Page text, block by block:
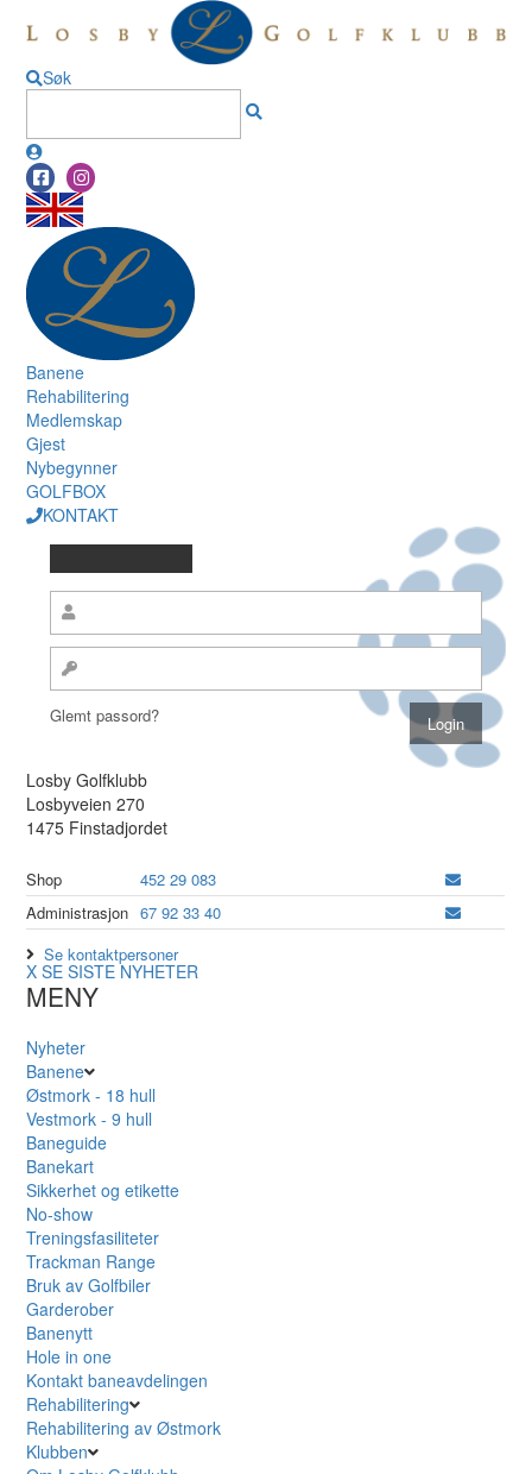
Søk
Banene
Rehabilitering
Medlemskap
Gjest
Nybegynner
GOLFBOX
KONTAKT
Glemt passord?
Losby Golfklubb
Losbyveien 270
1475 Finstadjordet
Shop
452 29 083
Administrasjon 67 92 33 40
Se kontaktpersoner
X SE SISTE NYHETER
MENY
Nyheter
Banene
Østmork - 18 hull
Vestmork - 9 hull
Baneguide
Banekart
Sikkerhet og etikette
No-show
Treningsfasiliteter
Trackman Range
Bruk av Golfbiler
Garderober
Banenytt
Hole in one
Kontakt baneavdelingen
Rehabilitering
Rehabilitering av Østmork
Klubben